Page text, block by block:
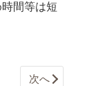
間等は短
次へ